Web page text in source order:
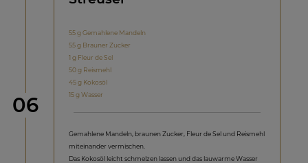
Schritt
06
55 g Gemahlene Mandeln
55 g Brauner Zucker
1 g Fleur de Sel
50 g Reismehl
45 g Kokosöl
15 g Wasser
Gemahlene Mandeln, braunen Zucker, Fleur de Sel und Reismehl
miteinander vermischen.
Das Kokosöl leicht schmelzen lassen und das lauwarme Wasser